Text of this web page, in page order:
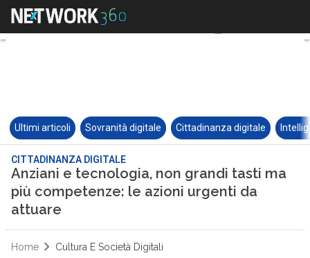
Ultimi articoli Sovranità digitale Cittadinanza digitale
CITTADINANZA DIGITALE
Anziani e tecnologia, non grandi tasti ma
più competenze: le azioni urgenti da
attuare
Home Cultura E Società Digitali